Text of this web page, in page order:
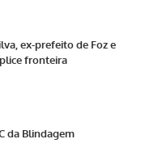
ex-prefeito de Foz e
fronteira
da Blindagem